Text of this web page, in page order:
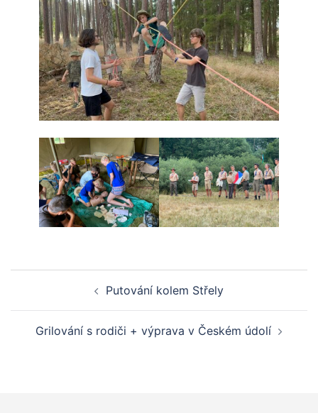
navigation
Putování kolem Střely
Grilování s rodiči + výprava v Českém údolí